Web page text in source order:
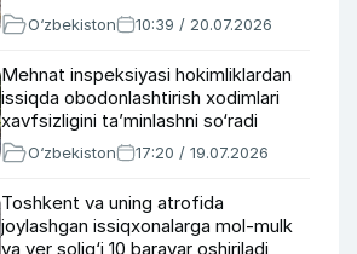
O‘zbekiston 10:39 / 20.07.2026
Mehnat inspeksiyasi hokimliklardan
issiqda obodonlashtirish xodimlari
xavfsizligini ta’minlashni so‘radi
O‘zbekiston 17:20 / 19.07.2026
Toshkent va uning atrofida
joylashgan issiqxonalarga mol-mulk
va yer solig‘i 10 baravar oshiriladi